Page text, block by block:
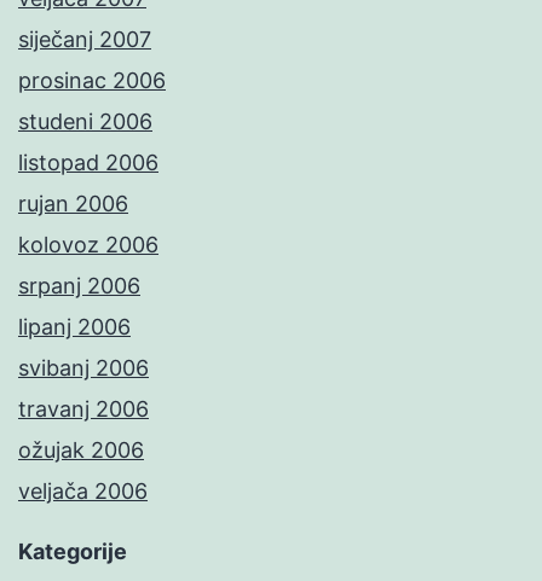
siječanj 2007
prosinac 2006
studeni 2006
listopad 2006
rujan 2006
kolovoz 2006
srpanj 2006
lipanj 2006
svibanj 2006
travanj 2006
ožujak 2006
veljača 2006
Kategorije